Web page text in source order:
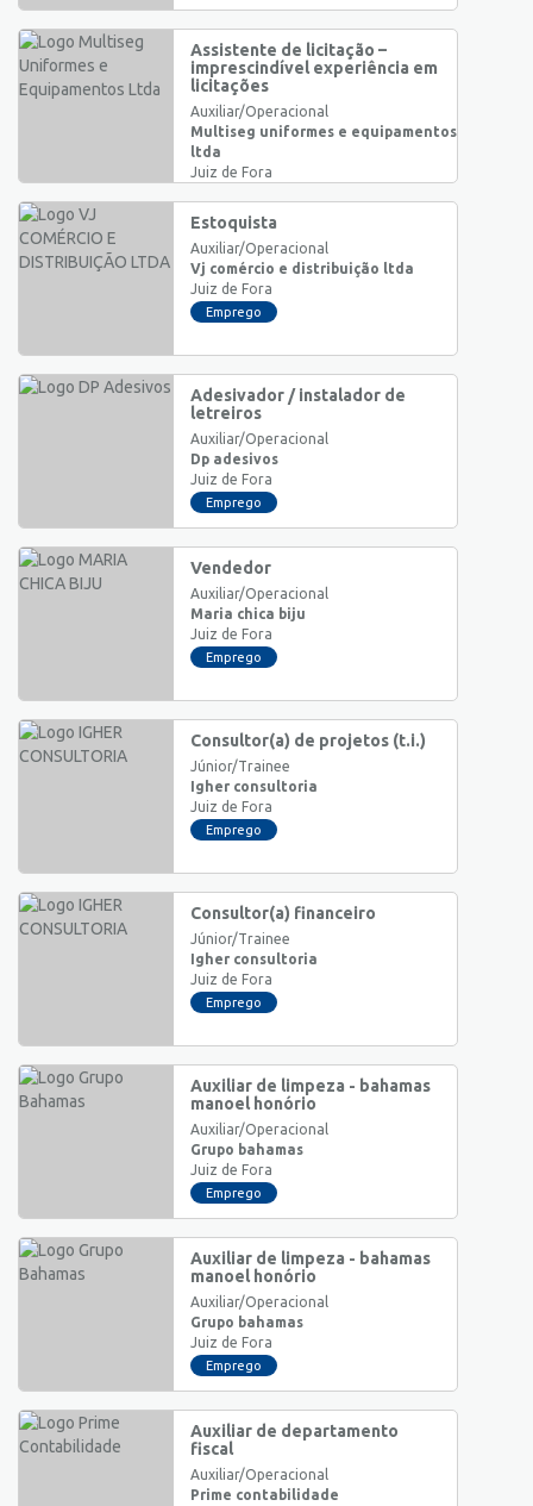
Assistente de licitação –
imprescindível experiência em
licitações
Auxiliar/Operacional
Multiseg uniformes e equipamentos
ltda
Juiz de Fora
Estoquista
Auxiliar/Operacional
Vj comércio e distribuição ltda
Juiz de Fora
Emprego
Adesivador / instalador de
letreiros
Auxiliar/Operacional
Dp adesivos
Juiz de Fora
Emprego
Vendedor
Auxiliar/Operacional
Maria chica biju
Juiz de Fora
Emprego
Consultor(a) de projetos (t.i.)
Júnior/Trainee
Igher consultoria
Juiz de Fora
Emprego
Consultor(a) financeiro
Júnior/Trainee
Igher consultoria
Juiz de Fora
Emprego
Auxiliar de limpeza - bahamas
manoel honório
Auxiliar/Operacional
Grupo bahamas
Juiz de Fora
Emprego
Auxiliar de limpeza - bahamas
manoel honório
Auxiliar/Operacional
Grupo bahamas
Juiz de Fora
Emprego
Auxiliar de departamento
fiscal
Auxiliar/Operacional
Prime contabilidade